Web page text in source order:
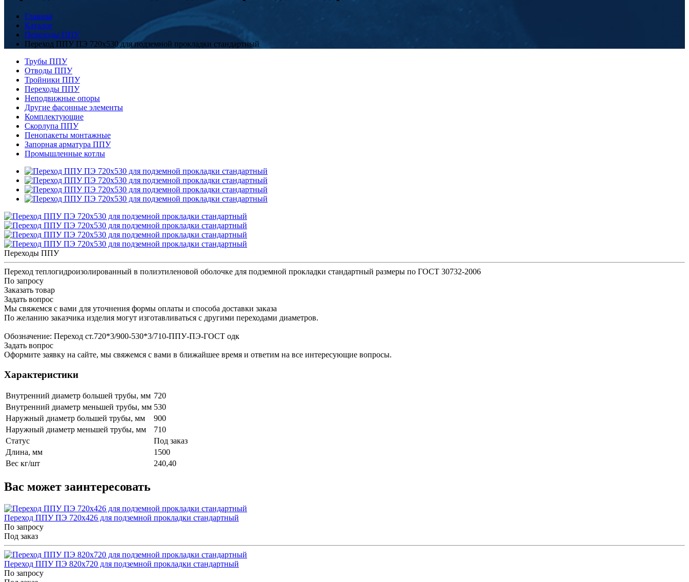
Главная
Каталог
Переходы ППУ
Переход ППУ ПЭ 720x530 для подземной прокладки стандартный
Трубы ППУ
Отводы ППУ
Тройники ППУ
Переходы ППУ
Неподвижные опоры
Другие фасонные элементы
Комплектующие
Скорлупа ППУ
Пенопакеты монтажные
Запорная арматура ППУ
Промышленные котлы
Переходы ППУ
Переход теплогидроизолированный в полиэтиленовой оболочке для подземной прокладки стандартный размеры по ГОСТ 30732-2006
По запросу
Заказать товар
Задать вопрос
Мы свяжемся с вами для уточнения формы оплаты и способа доставки заказа
По желанию заказчика изделия могут изготавливаться с другими переходами диаметров.
Обозначение: Переход ст.720*3/900-530*3/710-ППУ-ПЭ-ГОСТ одк
Задать вопрос
Оформите заявку на сайте, мы свяжемся с вами в ближайшее время и ответим на все интересующие вопросы.
Характеристики
Внутренний диаметр большей трубы, мм 720
Внутренний диаметр меньшей трубы, мм 530
Наружный диаметр большей трубы, мм
900
Наружный диаметр меньшей трубы, мм
710
Статус
Под заказ
Длина, мм
1500
Вес кг/шт
240,40
Вас может заинтересовать
Переход ППУ ПЭ 720x426 для подземной прокладки стандартный
По запросу
Под заказ
Переход ППУ ПЭ 820x720 для подземной прокладки стандартный
По запросу